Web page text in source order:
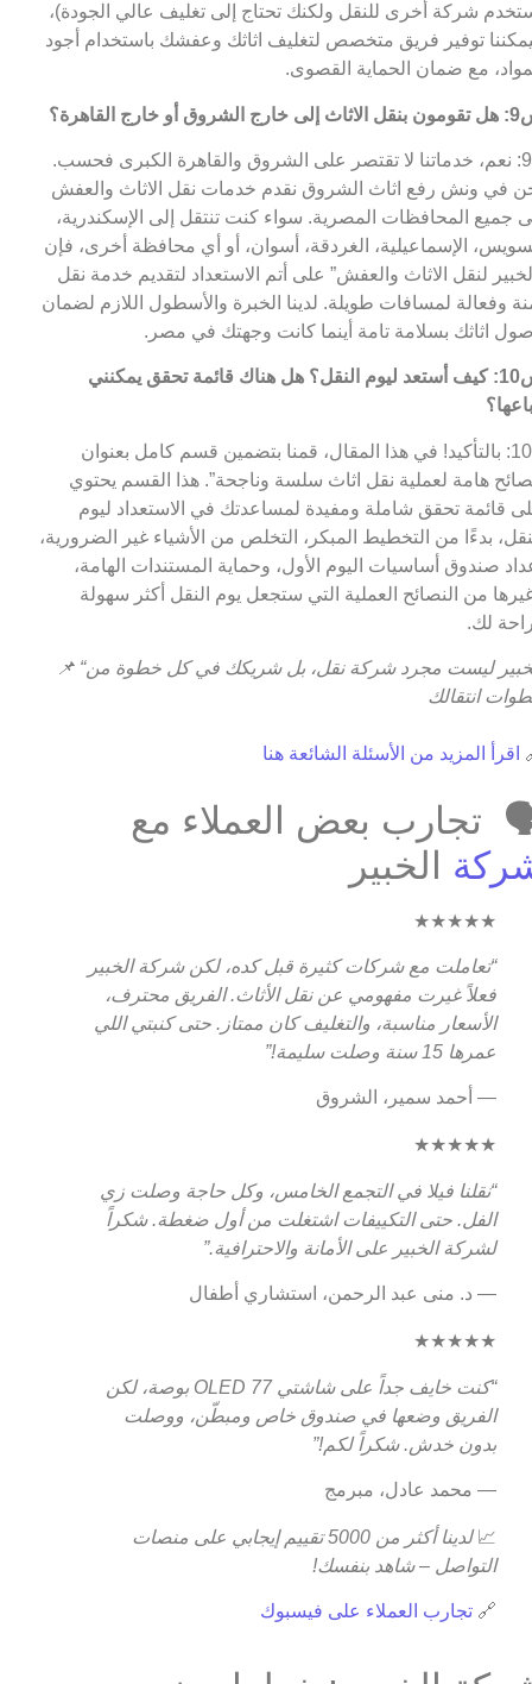
شركة أخرى للنقل ولكنك تحتاج إلى تغليف عالي الجودة)،
توفير فريق متخصص لتغليف اثاثك وعفشك باستخدام أجود
مع ضمان الحماية القصوى.
أو خارج القاهرة؟
ج9: نعم، خدماتنا لا تقتصر على الشروق والقاهرة الكبرى فحسب.
في ونش رفع اثاث الشروق نقدم خدمات نقل الاثاث والعفش
جميع المحافظات المصرية. سواء كنت تنتقل إلى الإسكندرية،
الإسماعيلية، الغردقة، أسوان، أو أي محافظة أخرى، فإن
لنقل الاثاث والعفش” على أتم الاستعداد لتقديم خدمة نقل
وفعالة لمسافات طويلة. لدينا الخبرة والأسطول اللازم لضمان
اثاثك بسلامة تامة أينما كانت وجهتك في مصر.
س10: كيف أستعد ليوم النقل؟ هل هناك قائمة تحقق يمكنني
ج10: بالتأكيد! في هذا المقال، قمنا بتضمين قسم كامل بعنوان
هامة لعملية نقل اثاث سلسة وناجحة”. هذا القسم يحتوي
قائمة تحقق شاملة ومفيدة لمساعدتك في الاستعداد ليوم
بدءًا من التخطيط المبكر، التخلص من الأشياء غير الضرورية،
صندوق أساسيات اليوم الأول، وحماية المستندات الهامة،
من النصائح العملية التي ستجعل يوم النقل أكثر سهولة
لك.
📌 “الخبير ليست مجرد شركة نقل، بل شريكك في كل خطوة من
انتقالك
اقرأ المزيد من الأسئلة الشائعة هنا
تجارب بعض العملاء مع
الخبير
★★★★★
“تعاملت مع شركات كثيرة قبل كده، لكن شركة الخبير
فعلاً غيرت مفهومي عن نقل الأثاث. الفريق محترف،
الأسعار مناسبة، والتغليف كان ممتاز. حتى كنبتي اللي
عمرها 15 سنة وصلت سليمة!”
— أحمد سمير، الشروق
★★★★★
“نقلنا فيلا في التجمع الخامس، وكل حاجة وصلت زي
الفل. حتى التكييفات اشتغلت من أول ضغطة. شكراً
لشركة الخبير على الأمانة والاحترافية.”
— د. منى عبد الرحمن، استشاري أطفال
★★★★★
“كنت خايف جداً على شاشتي OLED 77 بوصة، لكن
الفريق وضعها في صندوق خاص ومبطّن، ووصلت
بدون خدش. شكراً لكم!”
— محمد عادل، مبرمج
📈
لدينا أكثر من 5000 تقييم إيجابي على منصات
التواصل – شاهد بنفسك!
🔗 تجارب العملاء على فيسبوك